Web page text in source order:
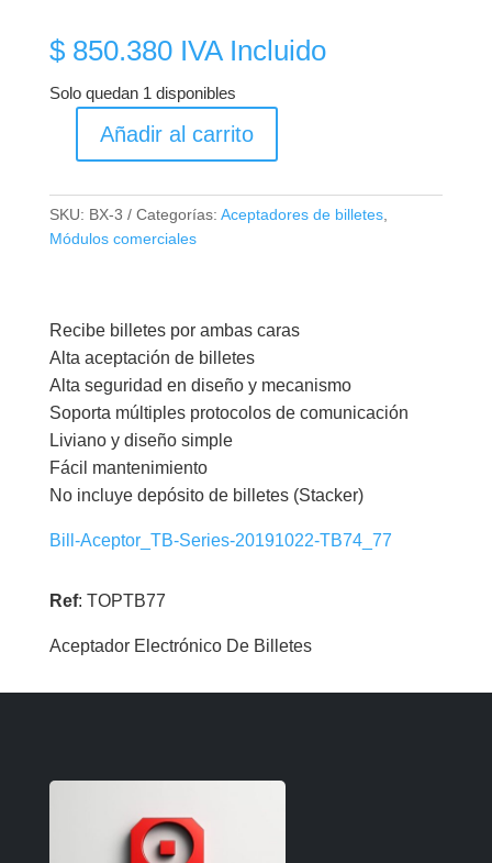
$850.380 IVA Incluido
Solo quedan 1 disponibles
Aceptador
De
Billetes
Añadir al carrito
SKU: BX-3 Categorías: Aceptadores de billetes,
Módulos comerciales
Recibe billetes por ambas caras
Alta aceptación de billetes
Alta seguridad en diseño y mecanismo
Soporta múltiples protocolos de comunicación
Liviano y diseño simple
Fácil mantenimiento
No incluye depósito de billetes (Stacker)
Bill-Aceptor_TB-Series-20191022-TB74_77
Ref: TOPTB77
Aceptador Electrónico De Billetes